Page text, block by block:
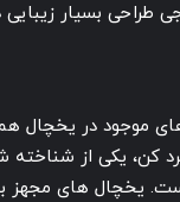
طراحی بسیار زیبایی
موجود در یخچال
یکی از شناخته
یخچال های مجهز